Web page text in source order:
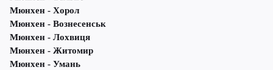
Мюнхен - Хорол
Мюнхен - Вознесенськ
Мюнхен - Лохвиця
Мюнхен - Житомир
Мюнхен - Умань